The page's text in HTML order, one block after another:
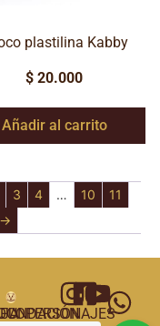
plastilina Kabby
$ 20.000
Añadir al carrito
3 4 … 10
11
→
FUNDACIÓN